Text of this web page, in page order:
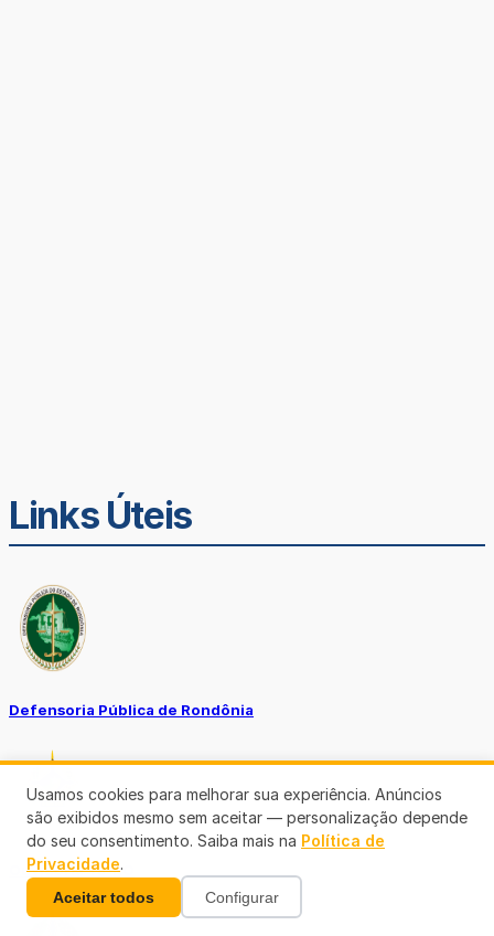
Links Úteis
Defensoria Pública de Rondônia
Ouvidoria TJ-RO
Usamos cookies para melhorar sua experiência. Anúncios
são exibidos mesmo sem aceitar — personalização depende
do seu consentimento. Saiba mais na Política de
Privacidade.
Aceitar todos Configurar